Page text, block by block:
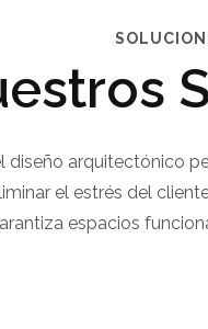
arquitectónico
el estrés del
espacios